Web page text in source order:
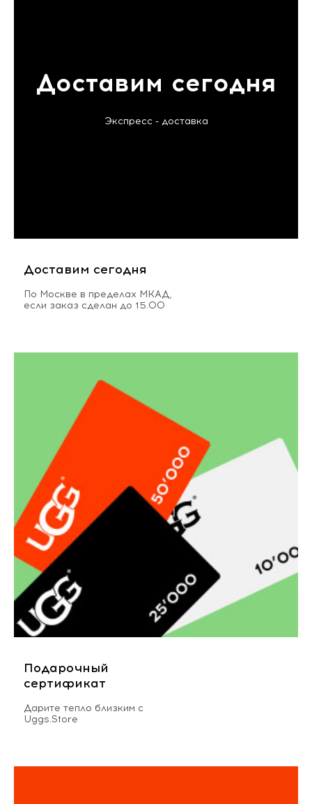
Доставим сегодня
Экспресс - доставка
Доставим сегодня
По Москве в пределах МКАД,
если заказ сделан до 15.00
Подарочный
сертификат
Дарите тепло близким с
Uggs.Store